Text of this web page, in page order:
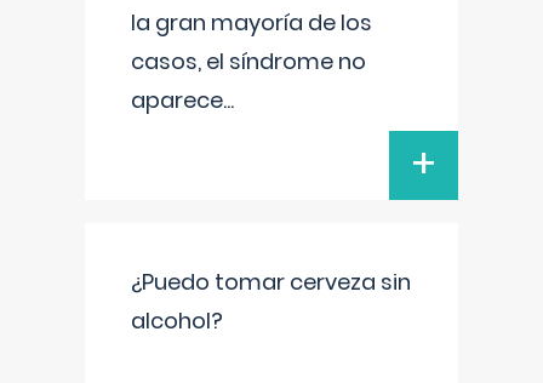
la gran mayoría de los
casos, el síndrome no
aparece...
+
¿Puedo tomar cerveza sin
alcohol?